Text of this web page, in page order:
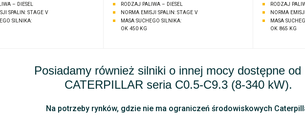
– DIESEL
SPALIN: STAGE V
SILNIKA:
RODZAJ PALIWA – DIESEL
NORMA EMISJI SPALIN: STAGE V
MASA SUCHEGO SILNIKA:
OK 450 KG
RODZAJ
NORMA
MASA
OK 865 KG
Posiadamy również silniki o innej mocy dostępne od
CATERPILLAR seria C0.5-C9.3 (8-340 kW).
Na potrzeby rynków, gdzie nie ma ograniczeń środowiskowych